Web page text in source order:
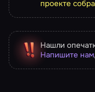
проекте
Нашли
Напишите нам